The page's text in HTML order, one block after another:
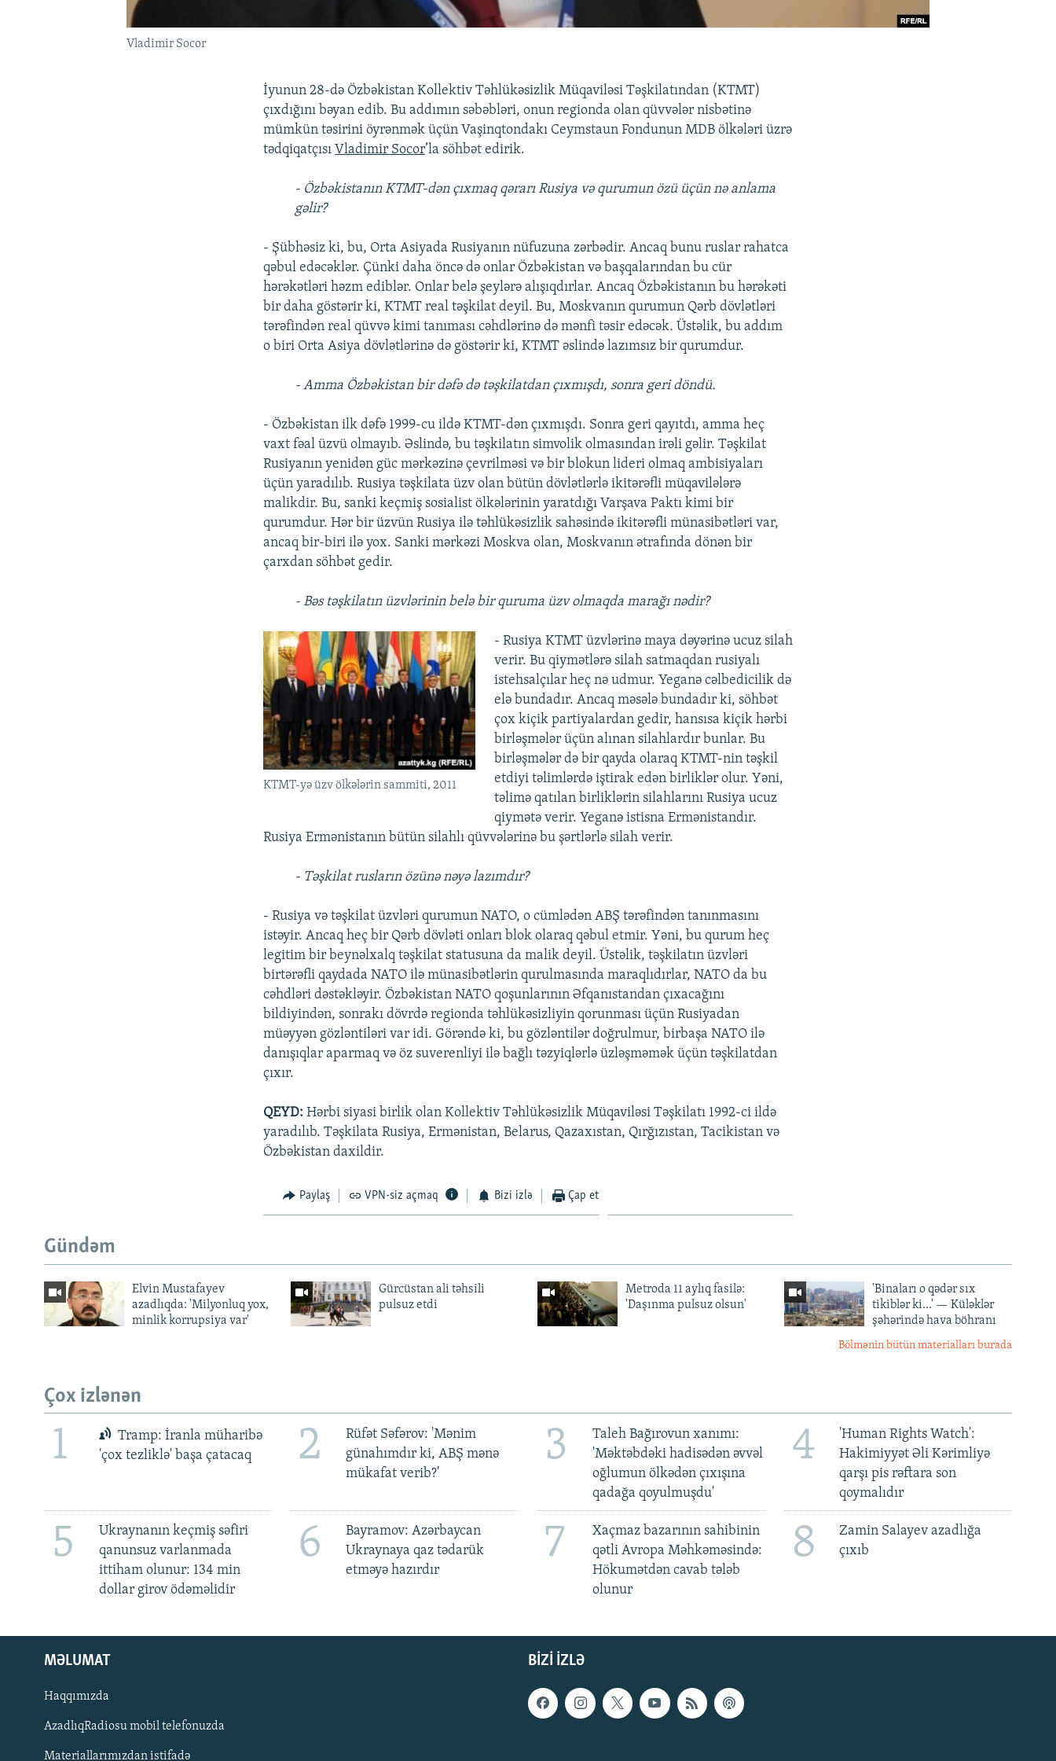
Vladimir Socor
İyunun 28-də Özbəkistan Kollektiv Təhlükəsizlik Müqaviləsi Təşkilatından (KTMT)
çıxdığını bəyan edib. Bu addımın səbəbləri, onun regionda olan qüvvələr nisbətinə
mümkün təsirini öyrənmək üçün Vaşinqtondakı Ceymstaun Fondunun MDB ölkələri üzrə
tədqiqatçısıVladimir Socor’la söhbət edirik.
- Özbəkistanın KTMT-dən çıxmaq qərarı Rusiya və qurumun özü üçün nə anlama
gəlir?
- Şübhəsiz ki, bu, Orta Asiyada Rusiyanın nüfuzuna zərbədir. Ancaq bunu ruslar rahatca
qəbul edəcəklər. Çünki daha öncə də onlar Özbəkistan və başqalarından bu cür
hərəkətləri həzm ediblər. Onlar belə şeylərə alışıqdırlar. Ancaq Özbəkistanın bu hərəkəti
bir daha göstərir ki, KTMT real təşkilat deyil. Bu, Moskvanın qurumun Qərb dövlətləri
tərəfindən real qüvvə kimi tanıması cəhdlərinə də mənfi təsir edəcək. Üstəlik, bu addım
o biri Orta Asiya dövlətlərinə də göstərir ki, KTMT əslində lazımsız bir qurumdur.
- Amma Özbəkistan bir dəfə də təşkilatdan çıxmışdı, sonra geri döndü.
- Özbəkistan ilk dəfə 1999-cu ildə KTMT-dən çıxmışdı. Sonra geri qayıtdı, amma heç
vaxt fəal üzvü olmayıb. Əslində, bu təşkilatın simvolik olmasından irəli gəlir. Təşkilat
Rusiyanın yenidən güc mərkəzinə çevrilməsi və bir blokun lideri olmaq ambisiyaları
üçün yaradılıb. Rusiya təşkilata üzv olan bütün dövlətlərlə ikitərəfli müqavilələrə
malikdir. Bu, sanki keçmiş sosialist ölkələrinin yaratdığı Varşava Paktı kimi bir
qurumdur. Hər bir üzvün Rusiya ilə təhlükəsizlik sahəsində ikitərəfli münasibətləri var,
ancaq bir-biri ilə yox. Sanki mərkəzi Moskva olan, Moskvanın ətrafında dönən bir
çarxdan söhbət gedir.
- Bəs təşkilatın üzvlərinin belə bir quruma üzv olmaqda marağı nədir?
KTMT-yə üzv ölkələrin sammiti, 2011
- Rusiya KTMT üzvlərinə maya dəyərinə ucuz silah
verir. Bu qiymətlərə silah satmaqdan rusiyalı
istehsalçılar heç nə udmur. Yeganə cəlbedicilik də
elə bundadır. ​Ancaq məsələ bundadır ki, söhbət
çox kiçik partiyalardan gedir, hansısa kiçik hərbi
birləşmələr üçün alınan silahlardır bunlar. Bu
birləşmələr də bir qayda olaraq KTMT-nin təşkil
etdiyi təlimlərdə iştirak edən birliklər olur. Yəni,
təlimə qatılan birliklərin silahlarını Rusiya ucuz
qiymətə verir. Yeganə istisna Ermənistandır.
Rusiya Ermənistanın bütün silahlı qüvvələrinə bu şərtlərlə silah verir.
- Təşkilat rusların özünə nəyə lazımdır?
- Rusiya və təşkilat üzvləri qurumun NATO, o cümlədən ABŞ tərəfindən tanınmasını
istəyir. Ancaq heç bir Qərb dövləti onları blok olaraq qəbul etmir. Yəni, bu qurum heç
legitim bir beynəlxalq təşkilat statusuna da malik deyil. Üstəlik, təşkilatın üzvləri
birtərəfli qaydada NATO ilə münasibətlərin qurulmasında maraqlıdırlar, NATO da bu
cəhdləri dəstəkləyir. Özbəkistan NATO qoşunlarının Əfqanıstandan çıxacağını
bildiyindən, sonrakı dövrdə regionda təhlükəsizliyin qorunması üçün Rusiyadan
müəyyən gözləntiləri var idi. Görəndə ki, bu gözləntilər doğrulmur, birbaşa NATO ilə
danışıqlar aparmaq və öz suverenliyi ilə bağlı təzyiqlərlə üzləşməmək üçün təşkilatdan
çıxır.
QEYD: Hərbi siyasi birlik olan Kollektiv Təhlükəsizlik Müqaviləsi Təşkilatı 1992-ci ildə
yaradılıb. Təşkilata Rusiya, Ermənistan, Belarus, Qazaxıstan, Qırğızıstan, Tacikistan və
Özbəkistan daxildir.
Paylaş VPN-siz açmaq Bizi izlə Çap et
Gündəm
Elvin Mustafayev
azadlıqda: 'Milyonluq yox,
minlik korrupsiya var'
Gürcüstan ali təhsili
pulsuz etdi
Metroda 11 aylıq fasilə:
'Daşınma pulsuz olsun'
'Binaları o qədər sıx
tikiblər ki...' — Küləklər
şəhərində hava böhranı
Bölmənin bütün materialları burada
Çox izlənən
1
Tramp: İranla müharibə
'çox tezliklə' başa çatacaq
2
Rüfət Səfərov: 'Mənim
günahımdır ki, ABŞ mənə
mükafat verib?'
3
Taleh Bağırovun xanımı:
'Məktəbdəki hadisədən əvvəl
oğlumun ölkədən çıxışına
qadağa qoyulmuşdu'
4
'Human Rights Watch':
Hakimiyyət Əli Kərimliyə
qarşı pis rəftara son
qoymalıdır
5
Ukraynanın keçmiş səfiri
qanunsuz varlanmada
ittiham olunur: 134 min
dollar girov ödəməlidir
6
Bayramov: Azərbaycan
Ukraynaya qaz tədarük
etməyə hazırdır
7
Xaçmaz bazarının sahibinin
qətli Avropa Məhkəməsində:
Hökumətdən cavab tələb
olunur
8
Zamin Salayev azadlığa
çıxıb
BIZI IZLƏ
MƏLUMAT
Haqqımızda
AzadlıqRadiosu mobil telefonuzda
Materiallarımızdan istifadə